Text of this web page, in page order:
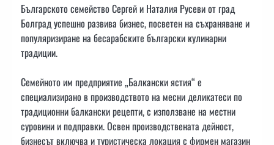
Българското семейство Сергей и Наталия Русеви от град
Болград успешно развива бизнес, посветен на съхраняване и
популяризиране на бесарабските български кулинарни
традиции.
Семейното им предприятие „Балкански ястия“ е
специализирано в производството на месни деликатеси по
традиционни балкански рецепти, с използване на местни
суровини и подправки. Освен производствената дейност,
бизнесът включва и туристическа локация с фирмен магазин